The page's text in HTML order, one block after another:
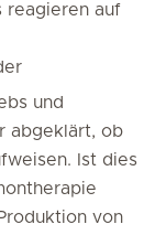
reagieren auf
und
abgeklärt, ob
Ist dies
von